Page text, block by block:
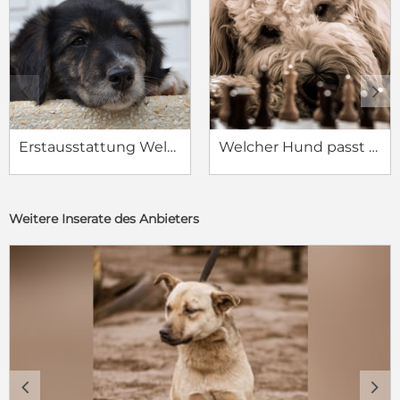
Erstausstattung Welpe Welcher Hund passt zu mir?
c d
Weitere Inserate des Anbieters
c d